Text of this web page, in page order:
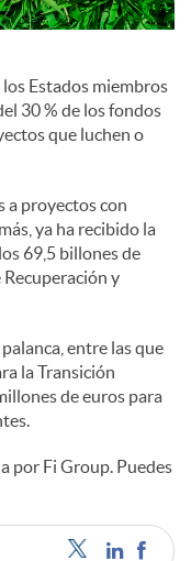
Estados miembros
30 % de los fondos
que luchen o
a proyectos con
ya ha recibido la
69,5 billones de
y
entre las que
la Transición
de euros para
por Fi Group. Puedes